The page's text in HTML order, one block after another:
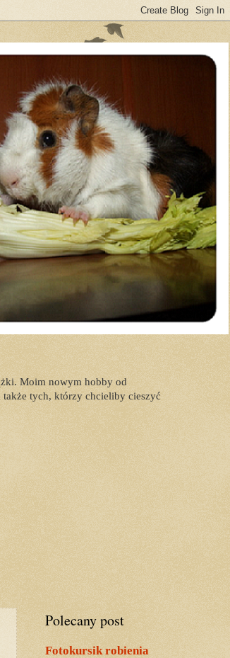
Moim nowym hobby od
także tych, którzy chcieliby cieszyć
Polecany post
Fotokursik robienia